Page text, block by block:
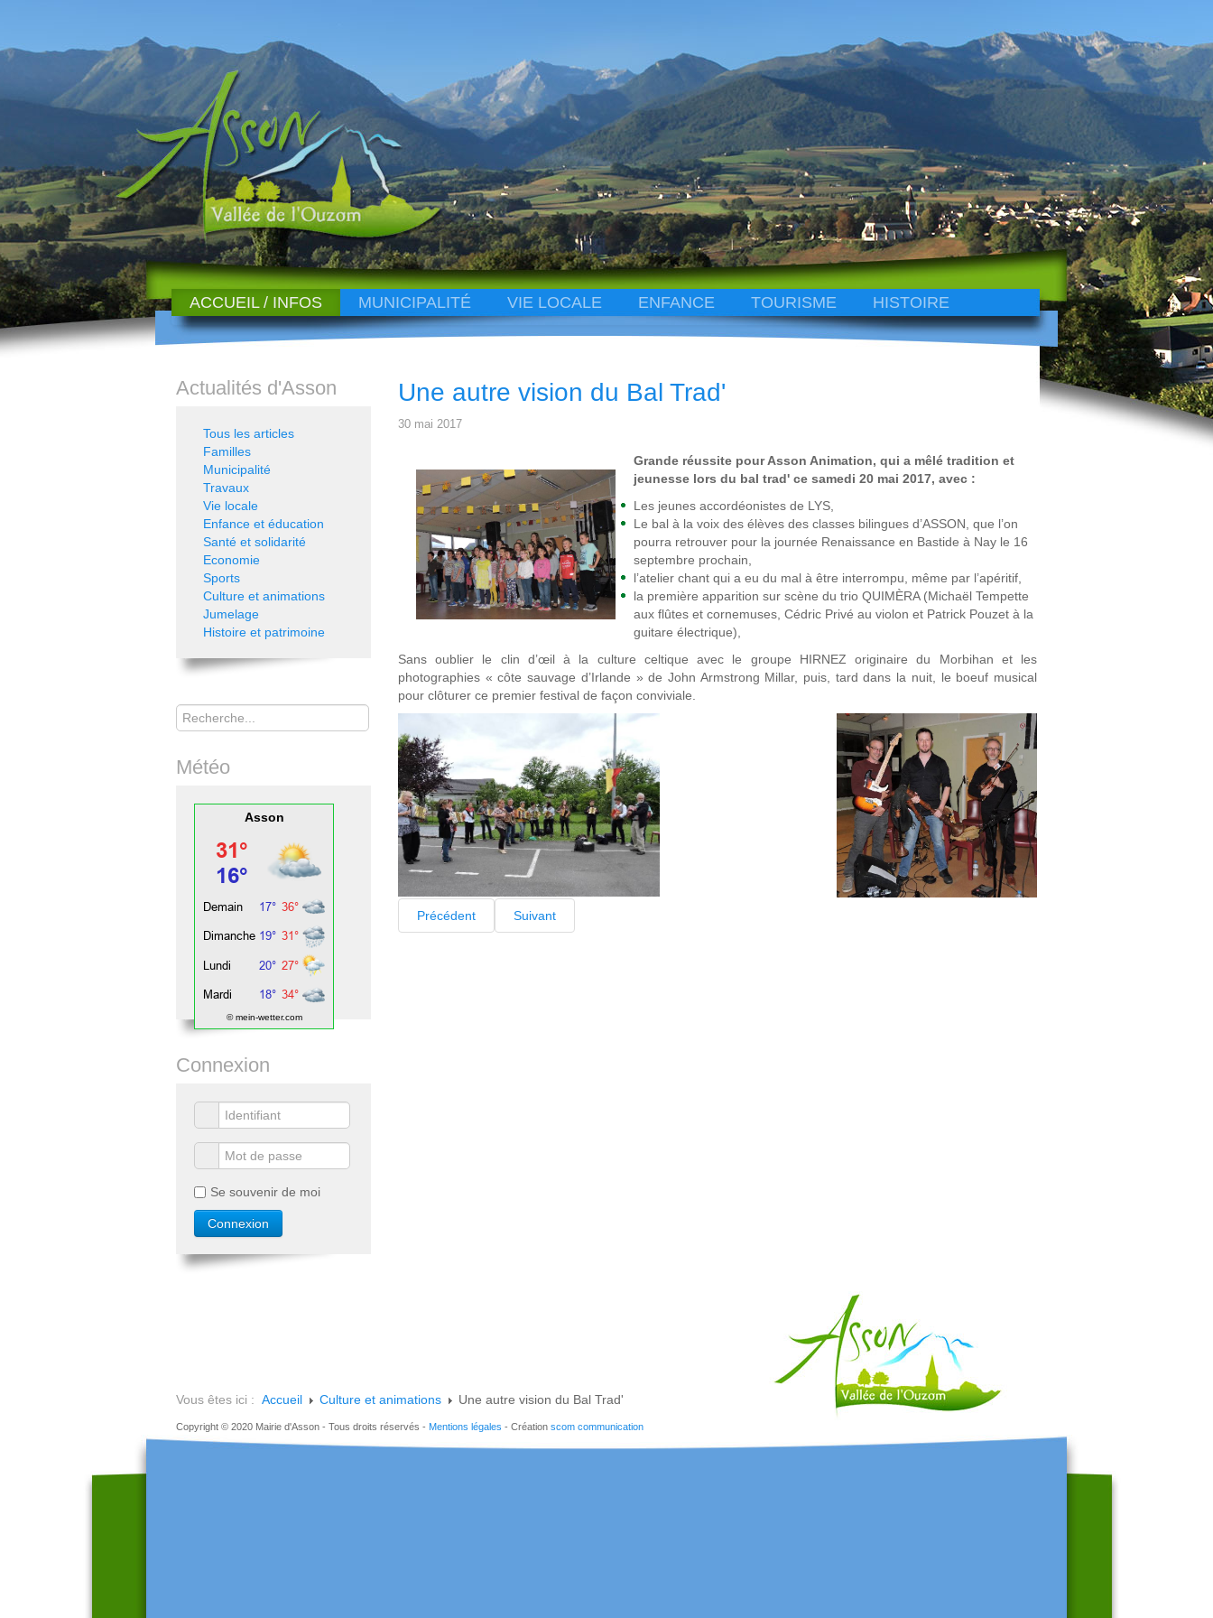
ACCUEIL / INFOS MUNICIPALITÉ VIE LOCALE ENFANCE TOURISME HISTOIRE
Une autre vision du Bal Trad'
30 mai 2017
Grande réussite pour Asson Animation, qui a mêlé tradition et
jeunesse lors du bal trad' ce samedi 20 mai 2017, avec :
Les jeunes accordéonistes de LYS,
Le bal à la voix des élèves des classes bilingues d’ASSON, que l’on
pourra retrouver pour la journée Renaissance en Bastide à Nay le 16
septembre prochain,
l’atelier chant qui a eu du mal à être interrompu, même par l’apéritif,
la première apparition sur scène du trio QUIMÈRA (Michaël Tempette
aux flûtes et cornemuses, Cédric Privé au violon et Patrick Pouzet à la
guitare électrique),
Sans oublier le clin d’œil à la culture celtique avec le groupe HIRNEZ originaire du Morbihan et les
photographies « côte sauvage d’Irlande » de John Armstrong Millar, puis, tard dans la nuit, le boeuf musical
pour clôturer ce premier festival de façon conviviale.
Précédent Suivant
Actualités d'Asson
Tous les articles
Familles
Municipalité
Travaux
Vie locale
Enfance et éducation
Santé et solidarité
Economie
Sports
Culture et animations
Jumelage
Histoire et patrimoine
Rechercher
Météo
Asson
© mein-wetter.com
Connexion
Se souvenir de moi
Vous êtes ici : Accueil Culture et animations Une autre vision du Bal Trad'
Copyright © 2020 Mairie d'Asson - Tous droits réservés - Mentions légales - Création scom communication